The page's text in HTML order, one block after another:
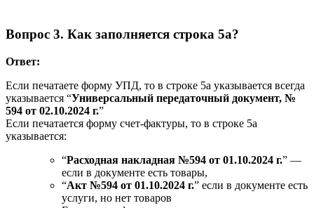
Вопрос 3. Как заполняется строка 5а?
Ответ:
Если печатаете форму УПД, то в строке 5а указывается всегда
указывается “Универсальный передаточный документ, №
594 от 02.10.2024 г.”
Если печатается форму счет-фактуры, то в строке 5а
указывается:
“Расходная накладная №594 от 01.10.2024 г.” —
если в документе есть товары,
“Акт №594 от 01.10.2024 г.” если в документе есть
услуги, но нет товаров